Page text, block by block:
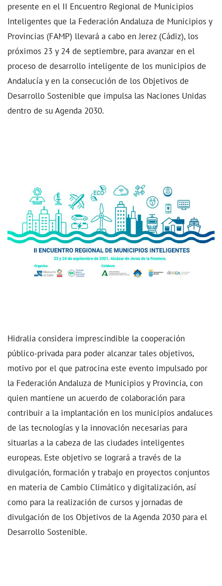
presente en el II Encuentro Regional de Municipios
Inteligentes que la Federación Andaluza de Municipios y
Provincias (FAMP) llevará a cabo en Jerez (Cádiz), los
próximos 23 y 24 de septiembre, para avanzar en el
proceso de desarrollo inteligente de los municipios de
Andalucía y en la consecución de los Objetivos de
Desarrollo Sostenible que impulsa las Naciones Unidas
dentro de su Agenda 2030.
Hidralia considera imprescindible la cooperación
público-privada para poder alcanzar tales objetivos,
motivo por el que patrocina este evento impulsado por
la Federación Andaluza de Municipios y Provincia, con
quien mantiene un acuerdo de colaboración para
contribuir a la implantación en los municipios andaluces
de las tecnologías y la innovación necesarias para
situarlas a la cabeza de las ciudades inteligentes
europeas. Este objetivo se logrará a través de la
divulgación, formación y trabajo en proyectos conjuntos
en materia de Cambio Climático y digitalización, así
como para la realización de cursos y jornadas de
divulgación de los Objetivos de la Agenda 2030 para el
Desarrollo Sostenible.